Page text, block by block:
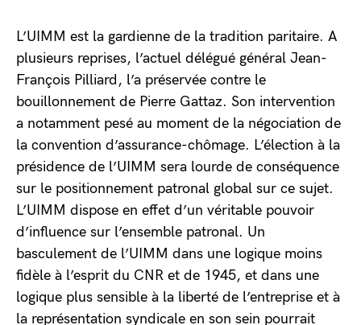
L’UIMM est la gardienne de la tradition paritaire. A
plusieurs reprises, l’actuel délégué général Jean-
François Pilliard, l’a préservée contre le
bouillonnement de Pierre Gattaz. Son intervention
a notamment pesé au moment de la négociation de
la convention d’assurance-chômage. L’élection à la
présidence de l’UIMM sera lourde de conséquence
sur le positionnement patronal global sur ce sujet.
L’UIMM dispose en effet d’un véritable pouvoir
d’influence sur l’ensemble patronal. Un
basculement de l’UIMM dans une logique moins
fidèle à l’esprit du CNR et de 1945, et dans une
logique plus sensible à la liberté de l’entreprise et à
la représentation syndicale en son sein pourrait